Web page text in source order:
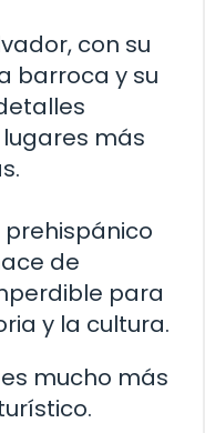
con su
barroca y su
más
de
para
y la cultura.
mucho más